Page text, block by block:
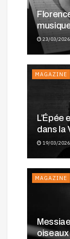
23/03/2026
MAGAZINE
L’Épée
dans la
19/03/2026
MAGAZINE
oiseaux